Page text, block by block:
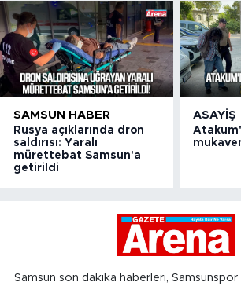
SAMSUN HABER
Rusya açıklarında dron
saldırısı: Yaralı
mürettebat Samsun'a
getirildi
ASAYIŞ
Samsun son dakika haberleri, Samsunspor